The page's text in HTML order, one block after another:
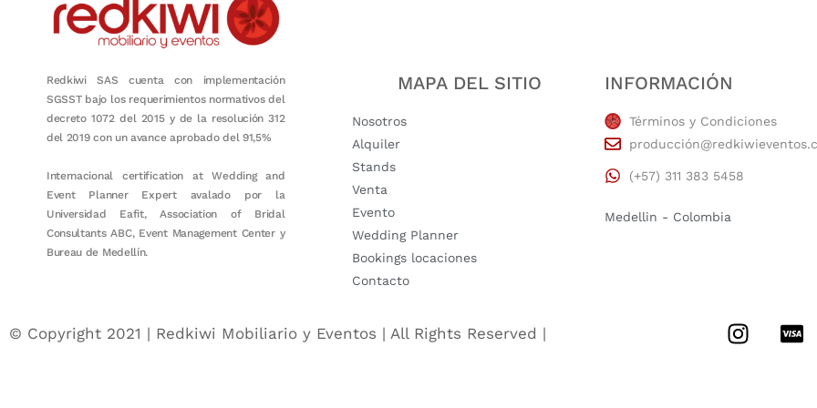
Redkiwi SAS cuenta con implementación
SGSST bajo los requerimientos normativos del
decreto 1072 del 2015 y de la resolución 312
del 2019 con un avance aprobado del 91,5%
Internacional certification at Wedding and
Event Planner Expert avalado por la
Universidad Eafit, Association of Bridal
Consultants ABC, Event Management Center y
Bureau de Medellín.
MAPA DEL SITIO
Nosotros
Alquiler
Stands
Venta
Evento
Wedding Planner
Bookings locaciones
Contacto
INFORMACIÓN
Términos y Condiciones
(+57) 311 383 5458
Medellin - Colombia
© Copyright 2021 | Redkiwi Mobiliario y Eventos | All Rights Reserved |